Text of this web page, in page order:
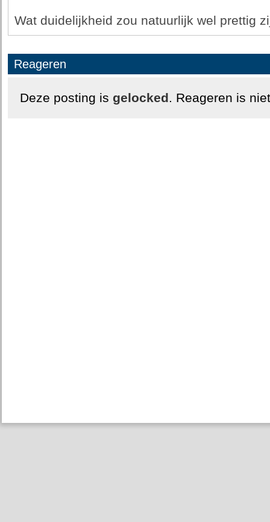
Wat duidelijkheid zou natuurlijk wel prettig
Reageren
Deze posting is gelocked. Reageren is